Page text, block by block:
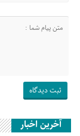
آخرین اخبار